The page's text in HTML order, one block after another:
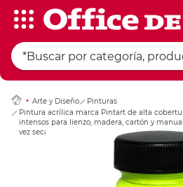
Arte y Diseño
Pinturas
Pintura acrílica marca Pintart de alta
intensos para lienzo, madera, cartón y
vez seca.